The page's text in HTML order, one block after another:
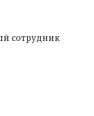
сотрудник